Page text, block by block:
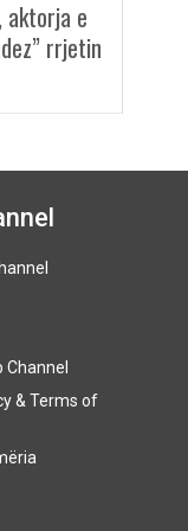
aktorja e
rrjetin
Channel
& Terms of